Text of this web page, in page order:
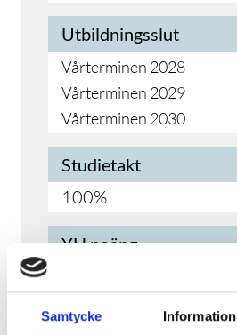
Samtycke Information
Utbildningsslut
Vårterminen 2028
Vårterminen 2029
Vårterminen 2030
Studietakt
100%
YH poäng
Branscher